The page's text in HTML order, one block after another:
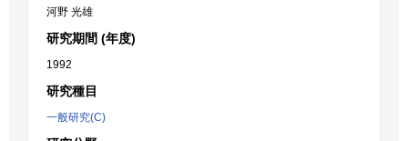
河野 光雄
研究期間 (年度)
1992
研究種目
一般研究(C)